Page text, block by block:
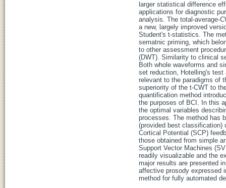
larger statistical difference
applications for diagnostic
analysis. The total-average-
a new, largely improved
Student's t-statistics. The
sematnic priming, which
to other assessment
(DWT). Similarity to clinical
Both whole waveforms and
set reduction, Hotelling's
relevant to the paradigms of
superiority of the t-CWT to
quantification method
the purposes of BCI. In this
the optimal variables
processes. The method has
(provided best classification)
Cortical Potential (SCP)
those obtained from simple
Support Vector Machines
readily visualizable and the
major results are presented
affective prosody expressed
method for fully automated